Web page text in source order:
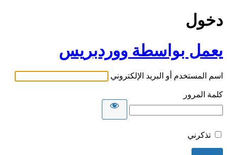
دخول
يعمل بواسطة ووردبريس
اسم المستخدم أو البريد الإلكتروني
كلمة المرور
تذكرني